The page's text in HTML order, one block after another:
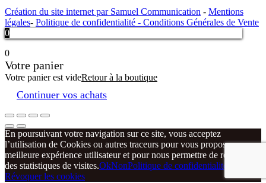
Création du site internet par Samuel Communication - Mentions
légales- Politique de confidentialité - Conditions Générales de Vente
0
0
Votre panier
Votre panier est videRetour à la boutique
Continuer vos achats
En poursuivant votre navigation sur ce site, vous acceptez
l’utilisation de Cookies ou autres traceurs pour vous proposer une
meilleure expérience utilisateur et pour nous permettre de réaliser
des statistiques de visites.OkNonPolitique de confidentialité
Révoquer les cookies